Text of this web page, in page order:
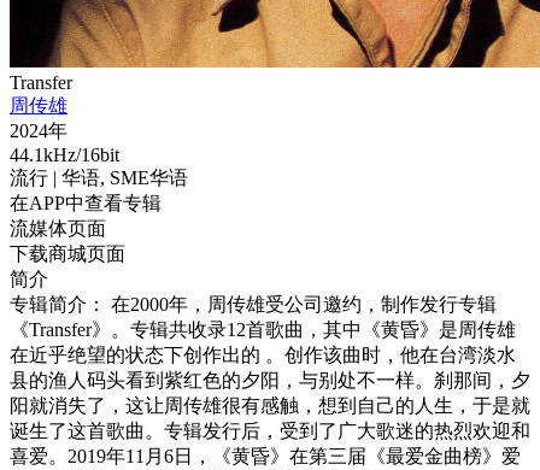
Transfer
周传雄
2024年
44.1kHz/16bit
流行 | 华语, SME华语
在APP中查看专辑
流媒体页面
下载商城页面
简介
专辑简介： 在2000年，周传雄受公司邀约，制作发行专辑
《Transfer》。专辑共收录12首歌曲，其中《黄昏》是周传雄
在近乎绝望的状态下创作出的 。创作该曲时，他在台湾淡水
县的渔人码头看到紫红色的夕阳，与别处不一样。刹那间，夕
阳就消失了，这让周传雄很有感触，想到自己的人生，于是就
诞生了这首歌曲。专辑发行后，受到了广大歌迷的热烈欢迎和
喜爱。2019年11月6日，《黄昏》在第三届《最爱金曲榜》爱